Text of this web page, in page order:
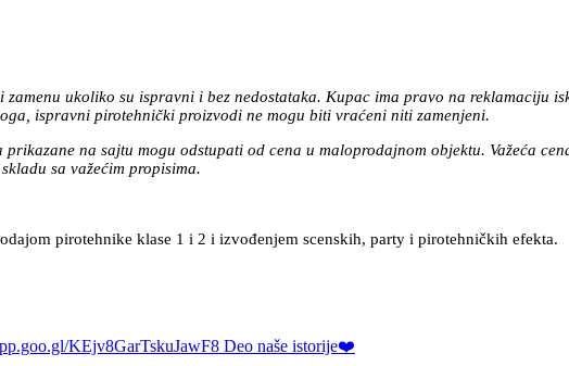
ukoliko su ispravni i bez nedostataka. Kupac ima pravo na reklamaciju
ispravni pirotehnički proizvodi ne mogu biti vraćeni niti zamenjeni.
na sajtu mogu odstupati od cena u maloprodajnom objektu. Važeća
sa važećim propisima.
pirotehnike klase 1 i 2 i izvođenjem scenskih, party i pirotehničkih efekta.